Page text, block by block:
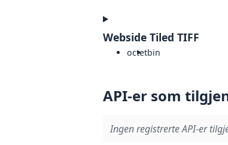
Webside Tiled TIFF
octetbin
API-er som
Ingen registrerte API-er